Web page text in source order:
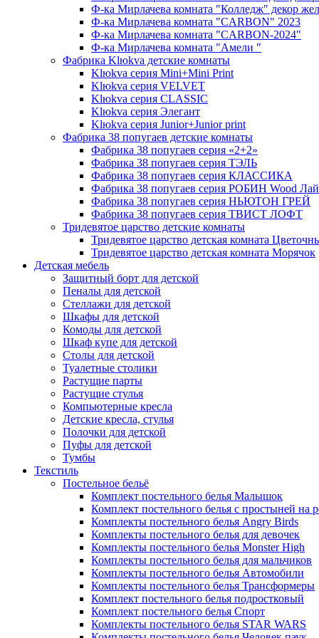
Ф-ка Мирлачева комната "Колледж" декор
Ф-ка Мирлачева комната "CARBON" 2023
Ф-ка Мирлачева комната "CARBON-2024"
Ф-ка Мирлачева комната "Амели "
Фабрика Klюkva детские комнаты
Klюkva серия Mini+Mini Print
Klюkva серия VELVET
Klюkva серия CLASSIC
Klюkva серия Элегант
Klюkva серия Junior+Junior print
Фабрика 38 попугаев детские комнаты
Фабрика 38 попугаев серия «2+2»
Фабрика 38 попугаев серия ТЭЛЬ
Фабрика 38 попугаев серия КЛАССИКА
Фабрика 38 попугаев серия РОБИН Wood
Фабрика 38 попугаев серия НЬЮТОН ГРЕЙ
Фабрика 38 попугаев серия ТВИСТ ЛОФТ
Тридевятое царство детские комнаты
Тридевятое царство детская комната
Тридевятое царство детская комната Морячок
Детская мебель
Защитный борт для детской
Пеналы для детской
Стеллажи для детской
Шкафы для детской
Комоды для детской
Шкаф купе для детской
Столы для детской
Туалетные столики
Растущие парты
Растущие стулья
Компьютерные кресла
Детские кресла, стулья
Полочки для детской
Пуфы для детской
Тумбы
Текстиль
Постельное бельё
Комплект постельного белья Малышок
Комплект постельного белья с простыней на
Комплекты постельного белья Angry Birds
Комплекты постельного белья для девочек
Комплекты постельного белья Monster High
Комплекты постельного белья для мальчиков
Комплекты постельного белья Автомобили
Комплекты постельного белья Трансформеры
Комплект постельного белья подростковый
Комплект постельного белья Спорт
Комплекты постельного белья STAR WARS